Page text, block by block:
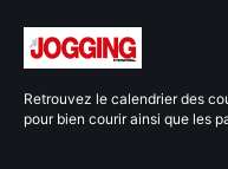
Retrouvez le calendrier des
pour bien courir ainsi que les